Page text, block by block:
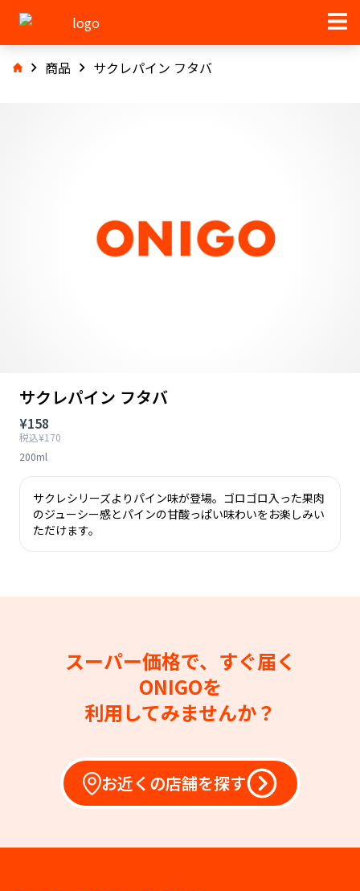
商品 サクレパイン フタバ
サクレパイン フタバ
¥158
税込¥170
200ml
サクレシリーズよりパイン味が登場。ゴロゴロ入った果肉
のジューシー感とパインの甘酸っぱい味わいをお楽しみい
ただけます。
スーパー価格で、すぐ届く
ONIGOを
利用してみませんか？
お近くの店舗を探す